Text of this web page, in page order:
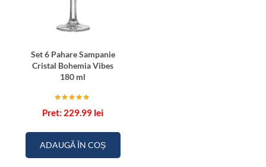
Set 6 Pahare Sampanie
Cristal Bohemia Vibes
180 ml
5.00
229.99 lei
ADAUGĂ ÎN COȘ